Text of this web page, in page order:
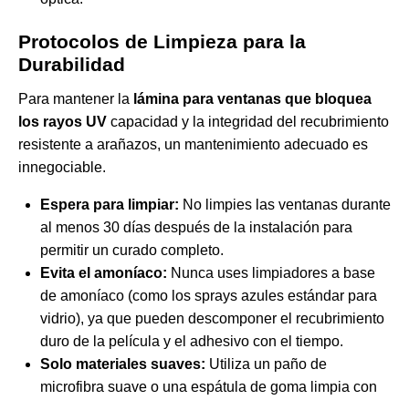
Protocolos de Limpieza para la
Durabilidad
Para mantener la lámina para ventanas que bloquea
los rayos UV capacidad y la integridad del recubrimiento
resistente a arañazos, un mantenimiento adecuado es
innegociable.
Espera para limpiar: No limpies las ventanas durante
al menos 30 días después de la instalación para
permitir un curado completo.
Evita el amoníaco: Nunca uses limpiadores a base
de amoníaco (como los sprays azules estándar para
vidrio), ya que pueden descomponer el recubrimiento
duro de la película y el adhesivo con el tiempo.
Solo materiales suaves: Utiliza un paño de
microfibra suave o una espátula de goma limpia con